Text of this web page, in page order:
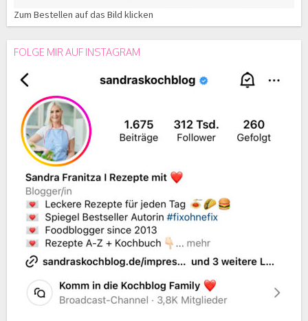
Zum Bestellen auf das Bild klicken
FOLGE MIR AUF INSTAGRAM